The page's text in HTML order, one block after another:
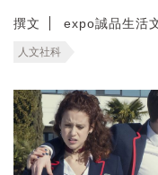
撰文 expo誠品生活
人文社科